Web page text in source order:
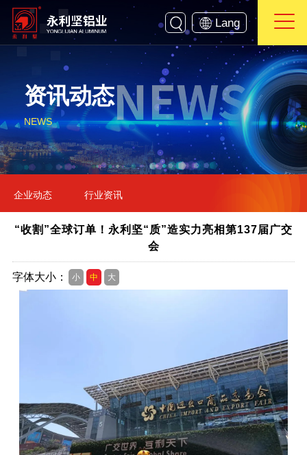
Lang
资讯动态
NEWS
企业动态 行业资讯
“收割”全球订单！永利坚“质”造实力亮相第137届广交
会
字体大小： 小 中 大